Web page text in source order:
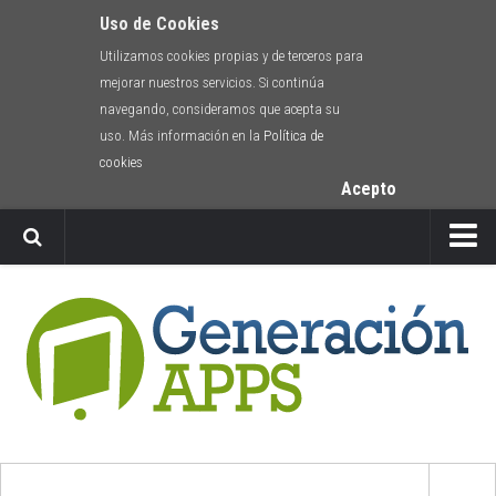
Uso de Cookies
Utilizamos cookies propias y de terceros para
mejorar nuestros servicios. Si continúa
navegando, consideramos que acepta su
uso. Más información en la Política de
cookies
Acepto
Envíanos tu app